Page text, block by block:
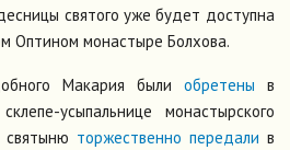
святого уже будет доступна
Оптином монастыре Болхова.
Макария были обретены в
усыпальнице монастырского
святыню торжественно передали в